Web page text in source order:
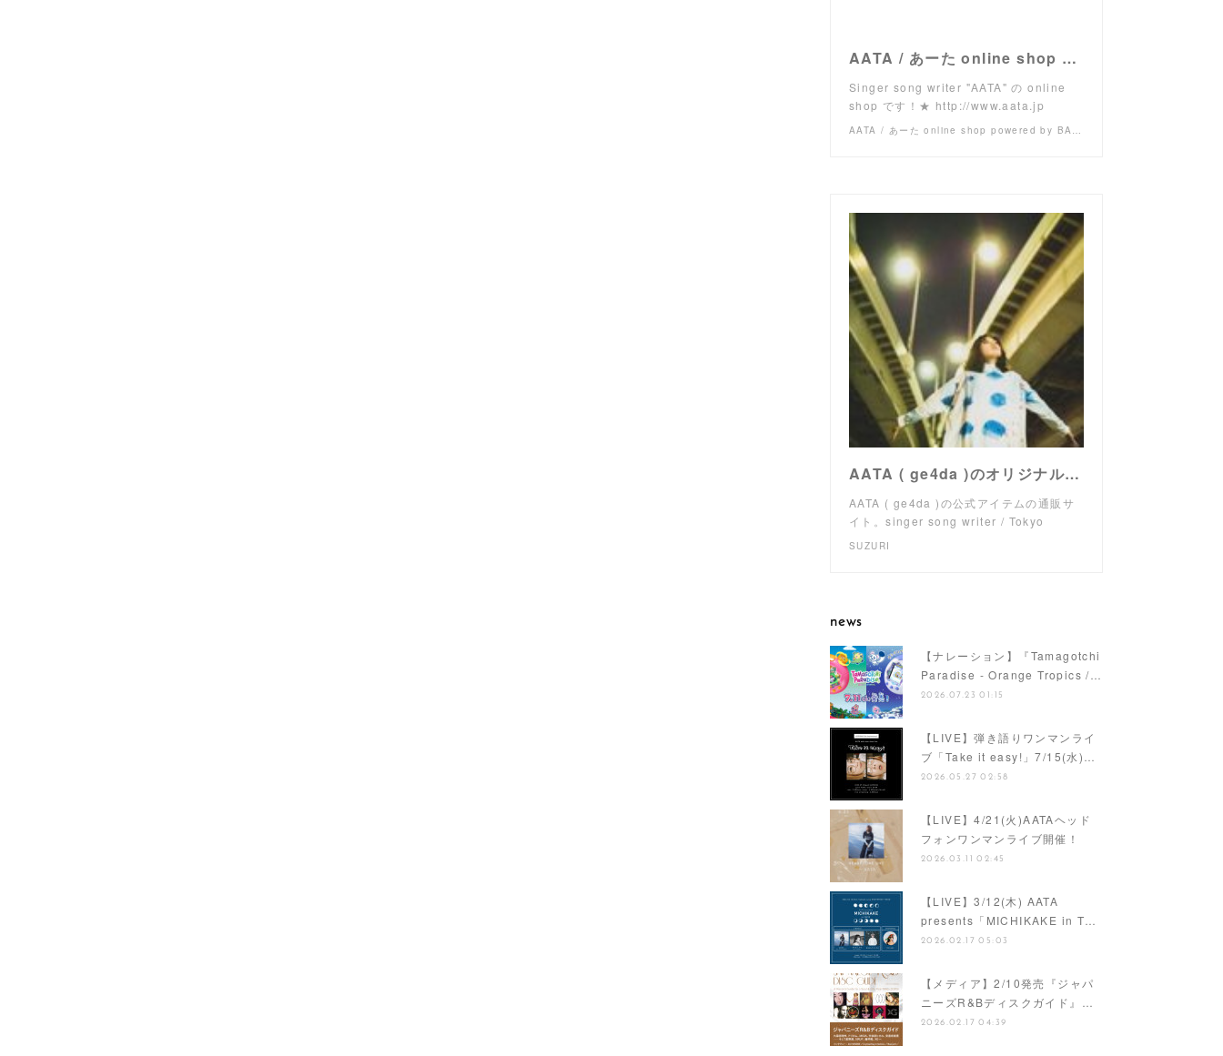
AATA / あーた online shop powered by BASE
Singer song writer "AATA" の online
shop です！★ http://www.aata.jp
AATA / あーた online shop powered by BASE
AATA ( ge4da )のオリジナルアイテム通販 ∞ SUZURI（スズリ）
AATA ( ge4da )の公式アイテムの通販サ
イト。singer song writer / Tokyo
SUZURI
news
【ナレーション】『Tamagotchi
Paradise - Orange Tropics /…
2026.07.23 01:15
【LIVE】弾き語りワンマンライ
ブ「Take it easy!」7/15(水)…
2026.05.27 02:58
【LIVE】4/21(火)AATAヘッド
フォンワンマンライブ開催！
2026.03.11 02:45
【LIVE】3/12(木) AATA
presents「MICHIKAKE in T…
2026.02.17 05:03
【メディア】2/10発売『ジャパ
ニーズR&Bディスクガイド』…
2026.02.17 04:39